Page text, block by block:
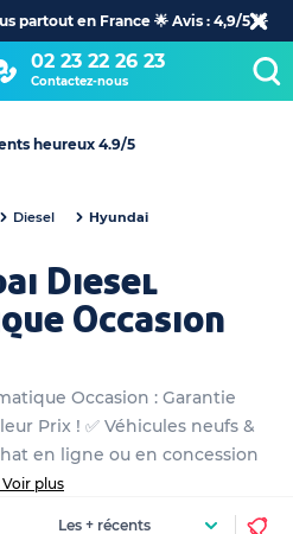
partout en France 🌟 Avis : 4,9/5 🌟
02 23 22 26 23
Contactez-nous
heureux 4.9/5
Diesel Hyundai
Diesel
Occasion
Occasion : Garantie
Prix ! ✅ Véhicules neufs &
en ligne ou en concession
Voir plus